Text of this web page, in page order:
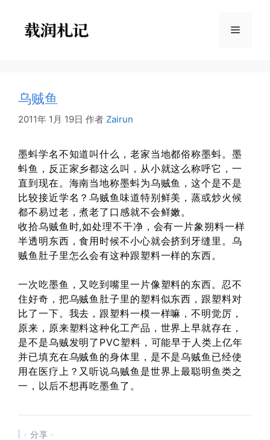
菜
乌贼鱼
2011年 1月 19日 作者 Zairun
墨蚪学名不知道叫什么，老家当地都俗称墨蚪。墨
蚪鱼，反正家乡都这么叫，从小就这么称呼它，一
直到现在。海南当地称墨蚪为乌贼鱼，这个是不是
比较接近学名？乌贼鱼味道特别鲜美，蒸或炒火候
都不易过老，煮老了口感就不会鲜嫩。
收拾乌贼鱼时,如处理不干净，会有一片象朔料一样
半透明东西，食用时候不小心就会挤到牙缝里。乌
贼鱼肚子里怎么会有这种跟塑料一样的东西。
一次吃墨鱼，又吃到嘴里一片像塑料的东西。忍不
住好奇，把乌贼鱼肚子里的塑料似东西，跟塑料对
比了一下。我去，跟塑料一模一样嘛，不明觉厉，
原来，原来塑料这种化工产品，世界上早就存在，
是不是乌贼发明了PVC塑料，可能早于人类上亿年
并已填充在乌贼鱼的身体里，是不是乌贼鱼已经使
用在医疗上？又听说乌贼鱼是世界上最聪明鱼类之
一，以后不想再吃墨鱼了。
· 分享 ·